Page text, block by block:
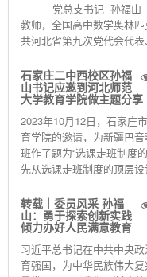
党总支书记 孙福山
教师，全国高中数学奥林
共河北省第九次党代会代
石家庄二中西校区孙福
山书记应邀到河北师范
大学教育学院做主题分享
2023年10月12日，石家庄
育学院的邀请，为新疆巴
班作了题为“选课走班制度
先从选课⾛班制度的顶层
转载｜委员风采 孙福
山：勇于探索创新实践
倾力办好人民满意教育
习近平总书记在中共中央
育强国，为中华民族伟大